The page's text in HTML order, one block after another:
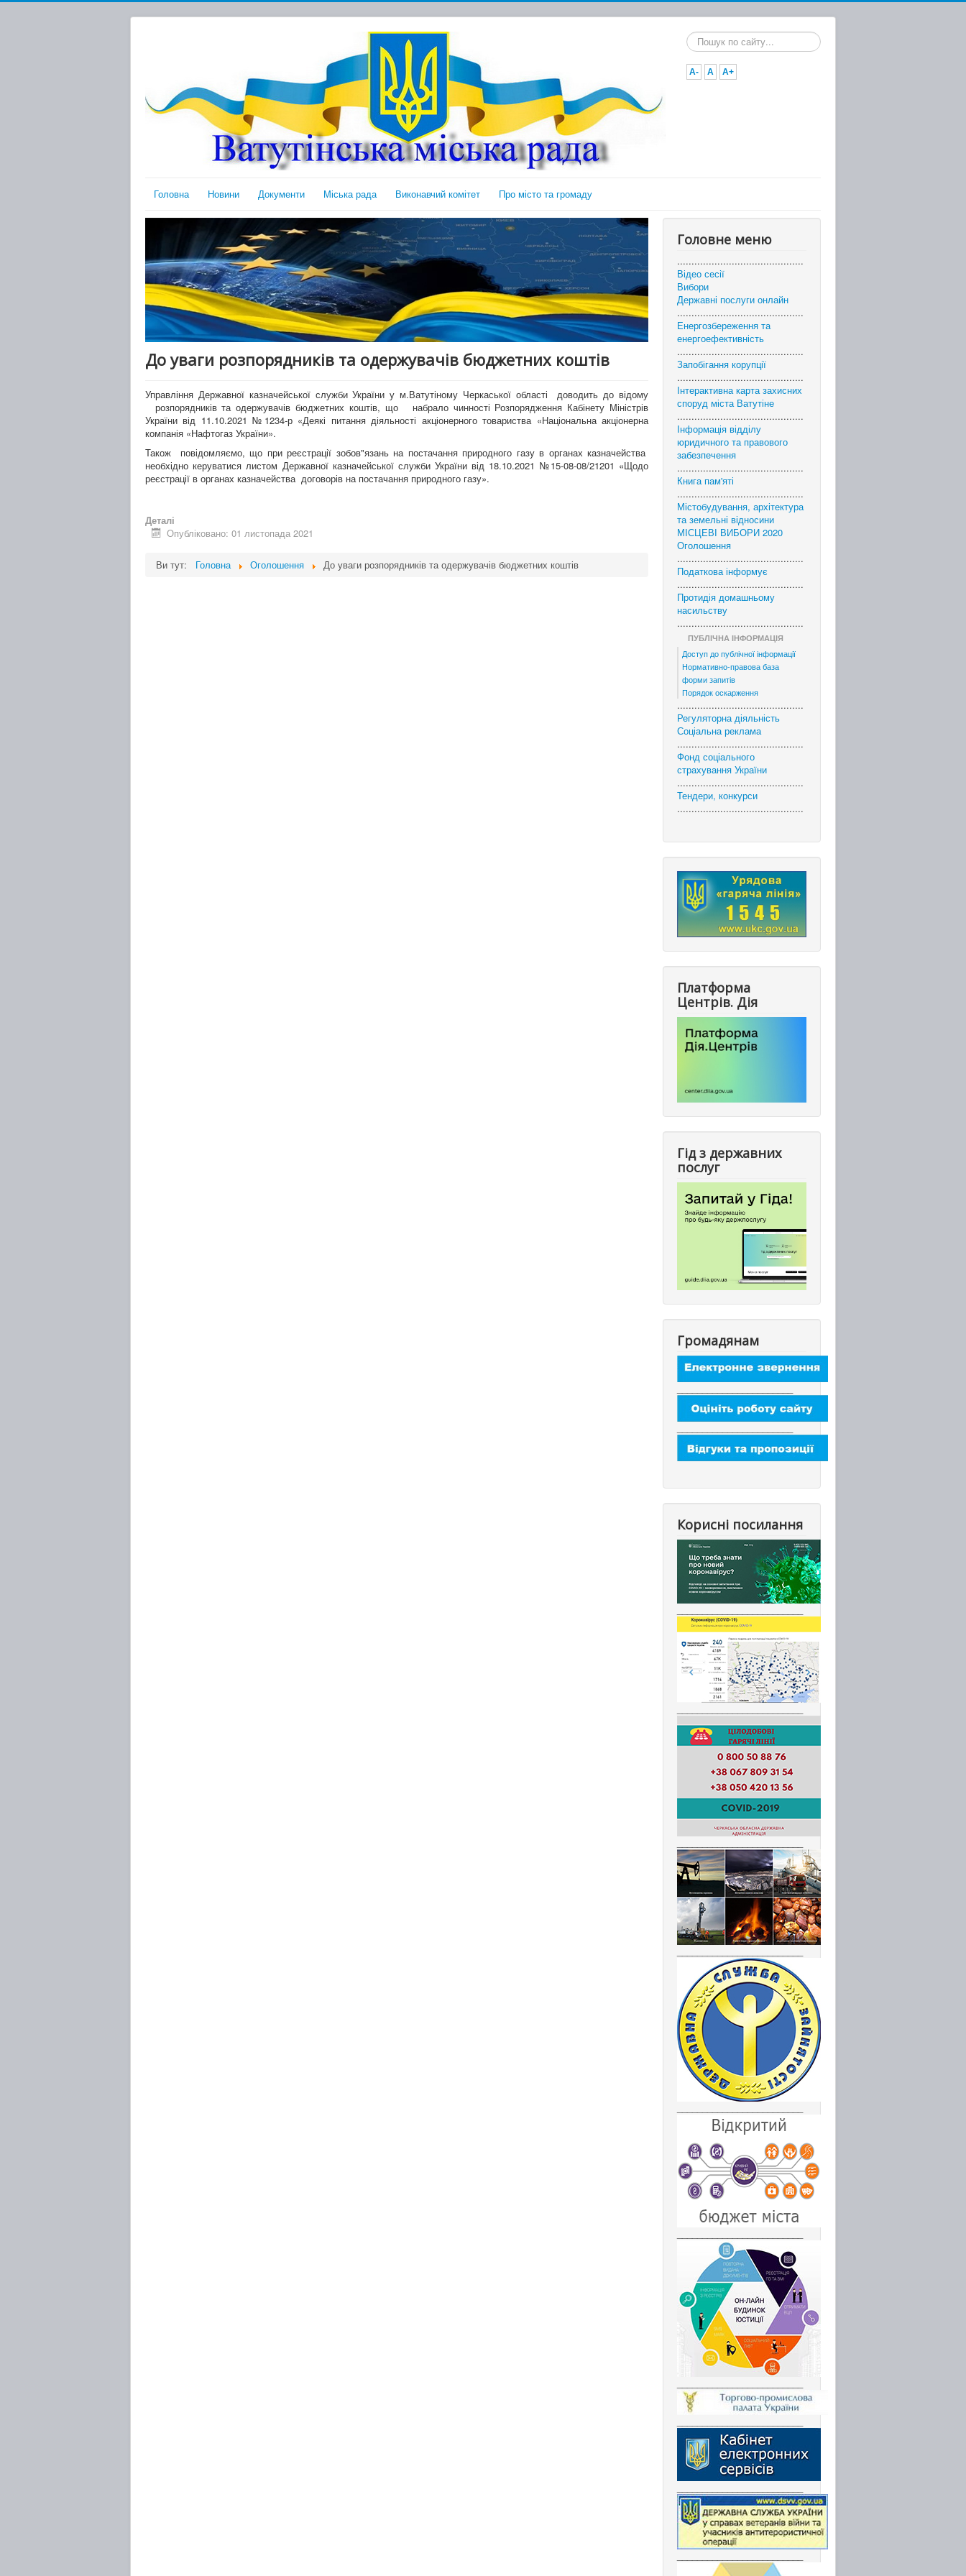
Пошук...
A- A A+
Головна Новини Документи Міська рада Виконавчий комітет Про місто та громаду
До уваги розпорядників та одержувачів бюджетних коштів
Управління Державної казначейської служби України у м.Ватутіному Черкаської області доводить до відому
розпорядників та одержувачів бюджетних коштів, що набрало чинності Розпорядження Кабінету Міністрів
України від 11.10.2021 №1234-р «Деякі питання діяльності акціонерного товариства «Національна акціонерна
компанія «Нафтогаз України».
Також повідомляємо, що при реєстрації зобов"язань на постачання природного газу в органах казначейства
необхідно керуватися листом Державної казначейської служби України від 18.10.2021 №15-08-08/21201 «Щодо
реєстрації в органах казначейства договорів на постачання природного газу».
Деталі
Опубліковано: 01 листопада 2021
Ви тут: Головна Оголошення До уваги розпорядників та одержувачів бюджетних коштів
Головне меню
............................................
Відео сесії
Вибори
Державні послуги онлайн
............................................
Енергозбереження та
енергоефективність
............................................
Запобігання корупції
............................................
Інтерактивна карта захисних
споруд міста Ватутіне
............................................
Інформація відділу
юридичного та правового
забезпечення
............................................
Книга пам'яті
............................................
Містобудування, архітектура
та земельні відносини
МІСЦЕВІ ВИБОРИ 2020
Оголошення
............................................
Податкова інформує
............................................
Протидія домашньому
насильству
............................................
ПУБЛІЧНА ІНФОРМАЦІЯ
Доступ до публічної інформації
Нормативно-правова база
форми запитів
Порядок оскарження
............................................
Регуляторна діяльність
Соціальна реклама
............................................
Фонд соціального
страхування України
............................................
Тендери, конкурси
............................................
Платформа
Центрів. Дія
Гід з державних
послуг
Громадянам
Корисні посилання